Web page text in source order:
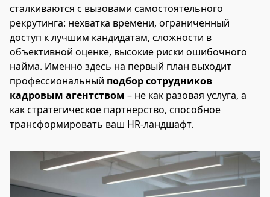
сталкиваются с вызовами самостоятельного
рекрутинга: нехватка времени, ограниченный
доступ к лучшим кандидатам, сложности в
объективной оценке, высокие риски ошибочного
найма. Именно здесь на первый план выходит
профессиональный подбор сотрудников
кадровым агентством – не как разовая услуга, а
как стратегическое партнерство, способное
трансформировать ваш HR-ландшафт.